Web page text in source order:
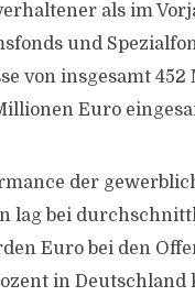
als im
und
von insgesamt
Euro
der
lag bei
Euro bei den
in